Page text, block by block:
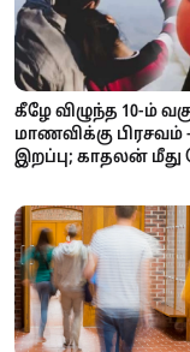
கீழே விழுந்த 10-ம்
மாணவிக்கு பிரசவம் -
இறப்பு; காதலன்